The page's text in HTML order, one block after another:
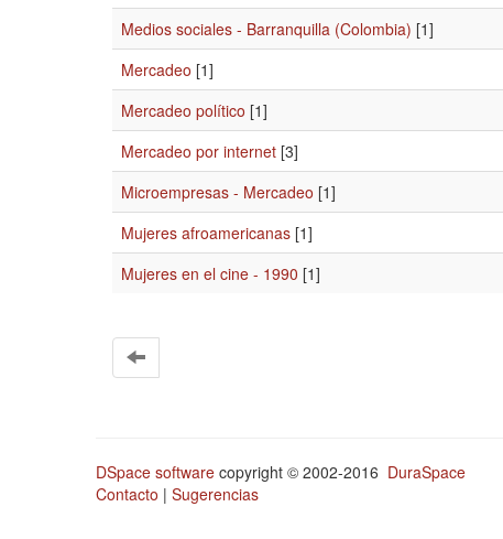
Medios sociales - Barranquilla (Colombia) [1]
Mercadeo [1]
Mercadeo político [1]
Mercadeo por internet [3]
Microempresas - Mercadeo [1]
Mujeres afroamericanas [1]
Mujeres en el cine - 1990 [1]
DSpace software copyright © 2002-2016 DuraSpace
Contacto | Sugerencias